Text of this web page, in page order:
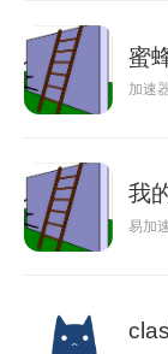
蜜
加速
我
易加